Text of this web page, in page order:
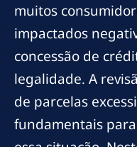
muitos
impactados
concessão de
legalidade. A
de parcelas
fundamentais